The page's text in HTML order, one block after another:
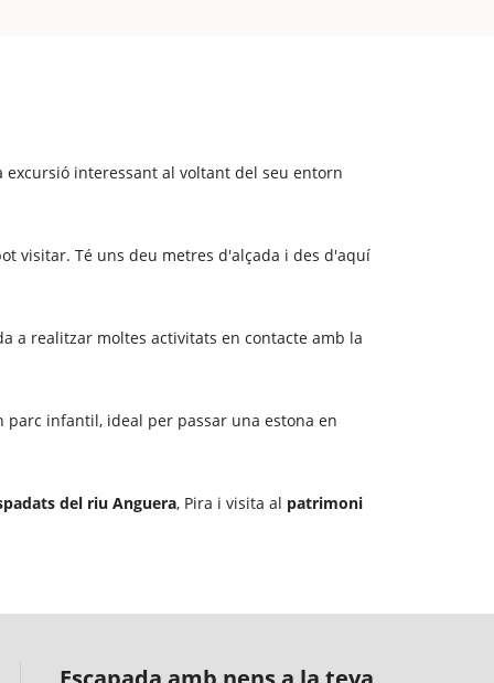
interessant al voltant del seu entorn
visitar. Té uns deu metres d'alçada i des d'aquí
a realitzar moltes activitats en contacte amb la
infantil, ideal per passar una estona en
del riu Anguera, Pira i visita al patrimoni